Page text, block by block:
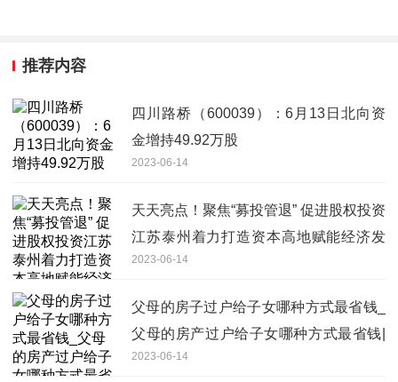
推荐内容
四川路桥（600039）：6月13日北向资
金增持49.92万股
2023-06-14
天天亮点！聚焦“募投管退” 促进股权投资
江苏泰州着力打造资本高地赋能经济发
展
2023-06-14
父母的房子过户给子女哪种方式最省钱_
父母的房产过户给子女哪种方式最省钱|
环球微动态
2023-06-14